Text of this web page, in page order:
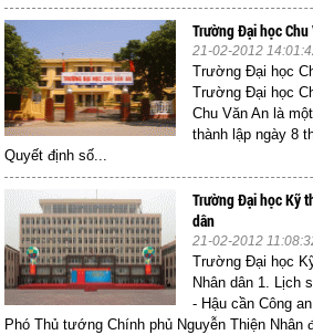
Trường Đại học Chu
21-02-2012
Trường Đại học
Trường Đại học
Chu Văn An là
thành lập ngày 8
Quyết định số...
Trường Đại học Kỹ
dân
21-02-2012
Trường Đại học
Nhân dân 1. Lịch
- Hậu cần Công
Phó Thủ tướng Chính phủ Nguyễn Thiện Nhân